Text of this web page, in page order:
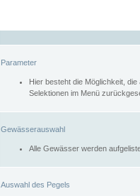
Parameter
Hier besteht die Möglichkeit,
Selektionen im Menü
Gewässerauswahl
Alle Gewässer werden
Auswahl des Pegels